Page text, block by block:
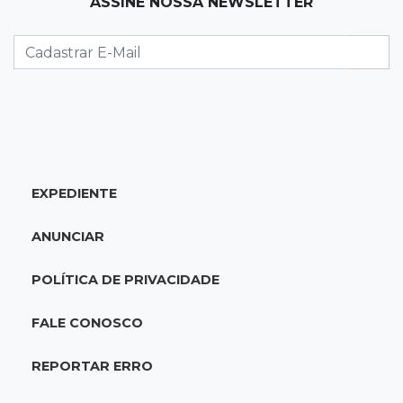
trânsito vai ter que pagar R$ 5 mil
16:07Crime em maio
no Taveirópolis
Justiça suspende expediente por dois dias e
EXPEDIENTE
ANUNCIAR
POLÍTICA DE PRIVACIDADE
FALE CONOSCO
REPORTAR ERRO